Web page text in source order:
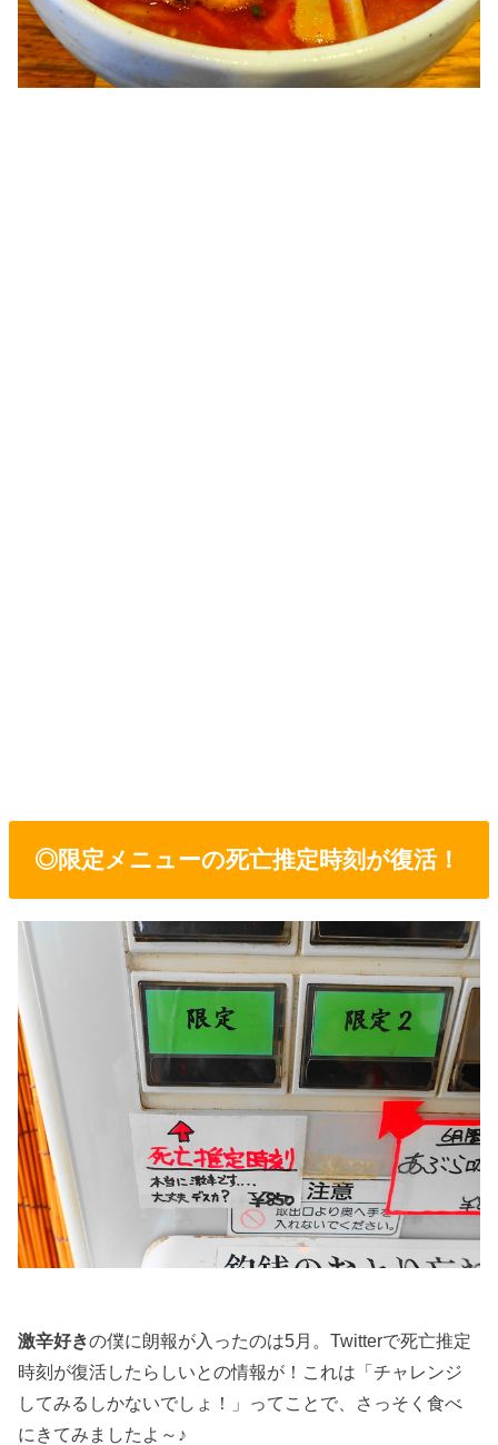
◎限定メニューの死亡推定時刻が復活！
激辛好きの僕に朗報が入ったのは5月。Twitterで死亡推定
時刻が復活したらしいとの情報が！これは「チャレンジ
してみるしかないでしょ！」ってことで、さっそく食べ
にきてみましたよ～♪